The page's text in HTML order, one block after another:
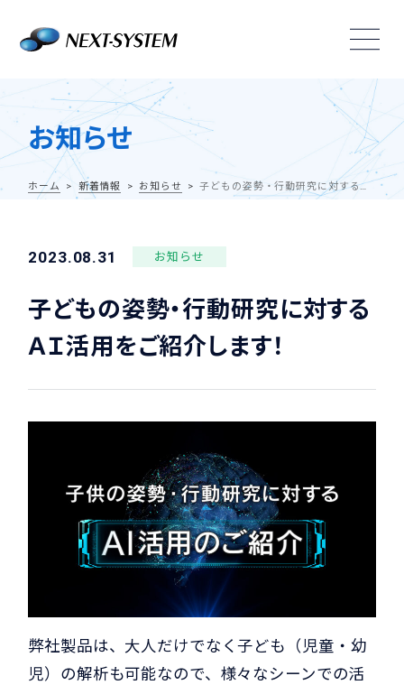
お知らせ
ホーム 新着情報 お知らせ 子どもの姿勢・行動研究に対するＡＩ活用をご紹介します！
2023.08.31 お知らせ
子どもの姿勢・行動研究に対する
ＡＩ活用をご紹介します！
弊社製品は、大人だけでなく子ども（児童・幼
児）の解析も可能なので、様々なシーンでの活